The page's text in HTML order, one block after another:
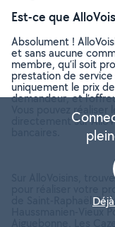
Est-ce que
Absolument !
et sans aucune
membre, qu’il soit
prestation de
uniquement le prix
demandeur, et
Vous pouvez
directement sur
Sur AlloVoisins,
pour réaliser votre
de Saint-Raphaël
Haussmanien-Vieux